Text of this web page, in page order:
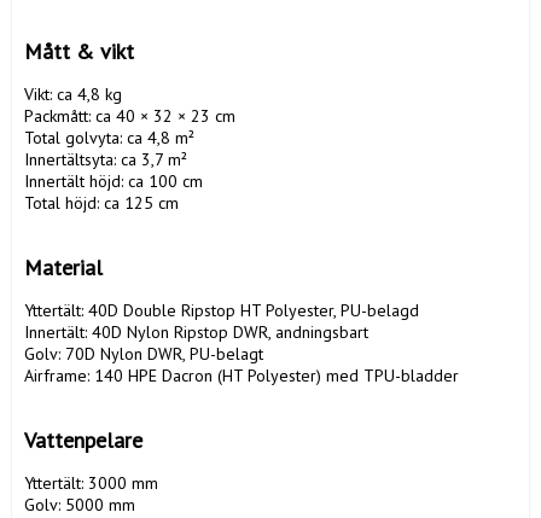
Mått & vikt
Vikt: ca 4,8 kg
Packmått: ca 40 × 32 × 23 cm
Total golvyta: ca 4,8 m²
Innertältsyta: ca 3,7 m²
Innertält höjd: ca 100 cm
Total höjd: ca 125 cm
Material
Yttertält: 40D Double Ripstop HT Polyester, PU-belagd
Innertält: 40D Nylon Ripstop DWR, andningsbart
Golv: 70D Nylon DWR, PU-belagt
Airframe: 140 HPE Dacron (HT Polyester) med TPU-bladder
Vattenpelare
Yttertält: 3000 mm
Golv: 5000 mm